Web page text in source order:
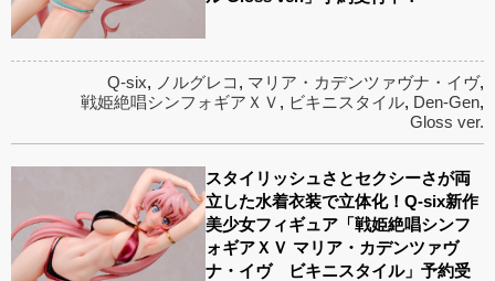
Q-six, ノルグレコ , マリア・カデンツァヴナ・イヴ,
戦姫絶唱シンフォギアＸＶ , ビキニスタイル, Den-Gen,
Gloss ver.
スタイリッシュさとセクシーさが両
立した水着衣装で立体化！Q-six新作
美少女フィギュア「戦姫絶唱シンフ
ォギアＸＶ マリア・カデンツァヴ
ナ・イヴ ビキニスタイル」予約受